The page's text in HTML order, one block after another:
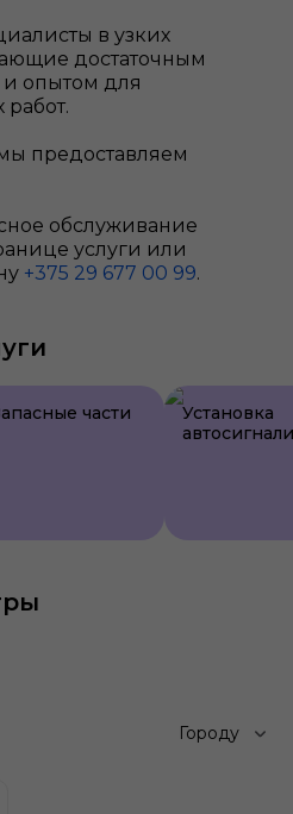
в узких
достаточным
опытом для
предоставляем
обслуживание
услуги или
+375 29 677 00 99.
части
Установка
Городу